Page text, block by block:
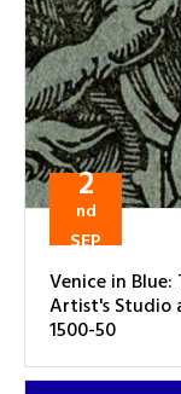
2
nd
SEP
Venice in
Artist's Studio
1500-50